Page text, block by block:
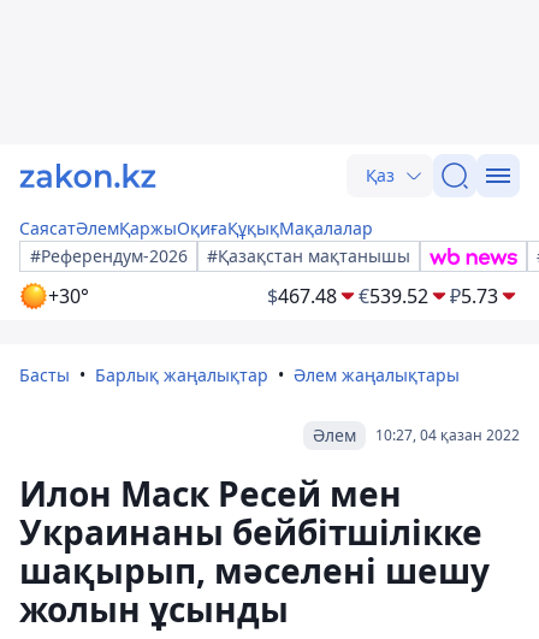
Қаз
СаясатӘлемҚаржыОқиғаҚұқықМақалалар
#Референдум-2026
#Қазақстан мақтанышы
+30° $467.48 €539.52 ₽5.73
Басты Барлық жаңалықтар Әлем жаңалықтары
10:27, 04 қазан 2022
Әлем
Илон Маск Ресей мен
Украинаны бейбітшілікке
шақырып, мәселені шешу
жолын ұсынды